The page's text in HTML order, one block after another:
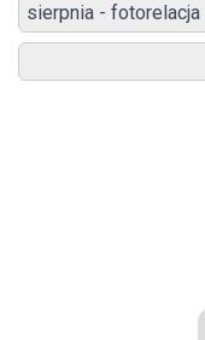
sierpnia - fotorelacja